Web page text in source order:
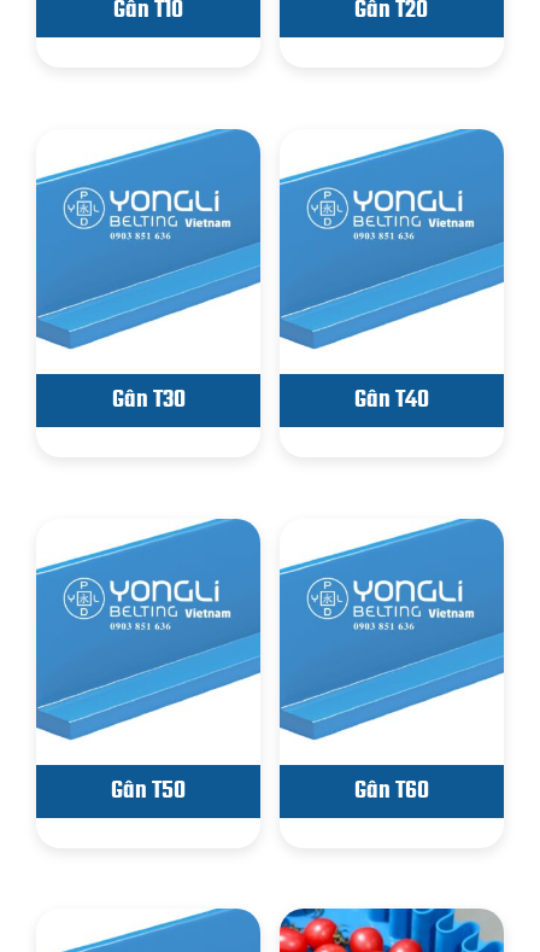
Gân T10 Gân T20
Gân T30 Gân T40
Gân T50 Gân T60